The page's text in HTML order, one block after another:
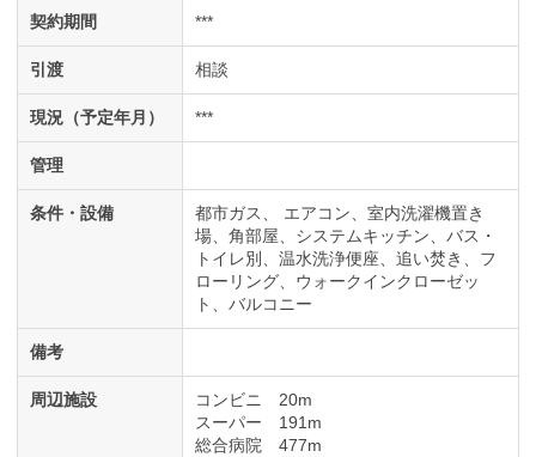
契約期間 ***
引渡 相談
現況（予定年月） ***
管理
条件・設備 都市ガス エアコン
室内洗濯機置き
場
角部屋 システムキッチン
バス・
トイレ別
温水洗浄便座 追い焚き
フ
ローリング
ウォークインクローゼッ
ト
バルコニー
備考
周辺施設
コンビニ 20m
スーパー 191m
総合病院 477m